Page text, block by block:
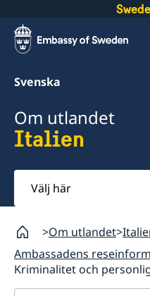
Svenska
Om utlandet
Italien
Välj
här
Om utlandet
Ambassadens
Kriminalitet och